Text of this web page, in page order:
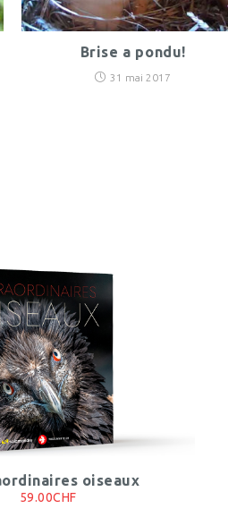
Brise a pondu!
31 mai 2017
oiseaux
59.00CHF